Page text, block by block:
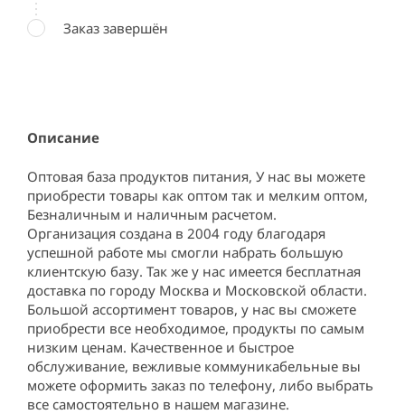
Описание
Оптовая база продуктов питания, У нас вы можете
приобрести товары как оптом так и мелким оптом,
Безналичным и наличным расчетом.
Организация создана в 2004 году благодаря
успешной работе мы смогли набрать большую
клиентскую базу. Так же у нас имеется бесплатная
доставка по городу Москва и Московской области.
Большой ассортимент товаров, у нас вы сможете
приобрести все необходимое, продукты по самым
низким ценам. Качественное и быстрое
обслуживание, вежливые коммуникабельные вы
можете оформить заказ по телефону, либо выбрать
все самостоятельно в нашем магазине.
Заказ завершён